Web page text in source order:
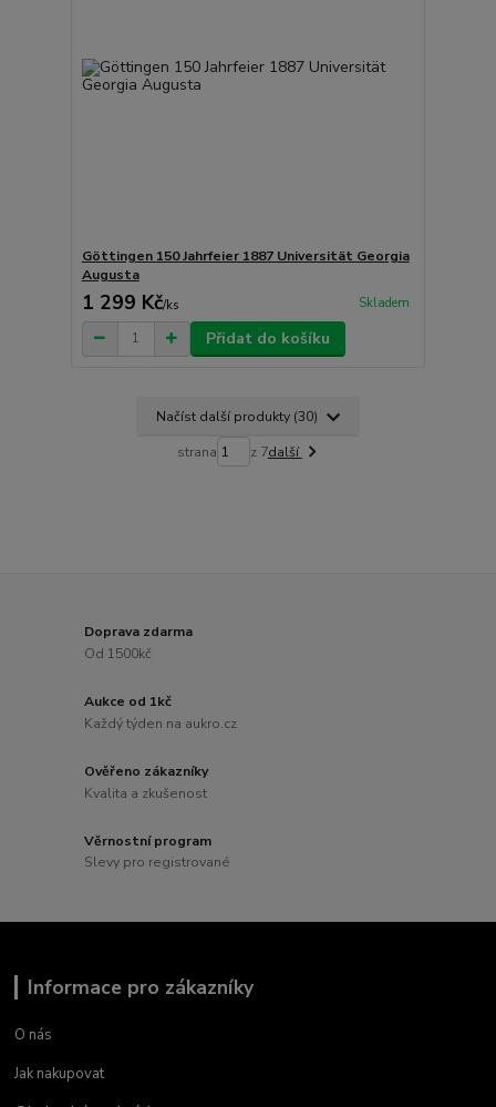
Göttingen 150 Jahrfeier 1887 Universität Georgia
Augusta
1 299 Kč/ks Skladem
Přidat do košíku
Načíst další produkty (30)
strana z 7další
Doprava zdarma
Od 1500kč
Aukce od 1kč
Každý týden na aukro.cz
Ověřeno zákazníky
Kvalita a zkušenost
Věrnostní program
Slevy pro registrované
Informace pro zákazníky
O nás
Jak nakupovat